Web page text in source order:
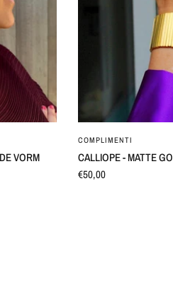
VORM
COMPLIMENTI
CALLIOPE - MATTE
€50,00